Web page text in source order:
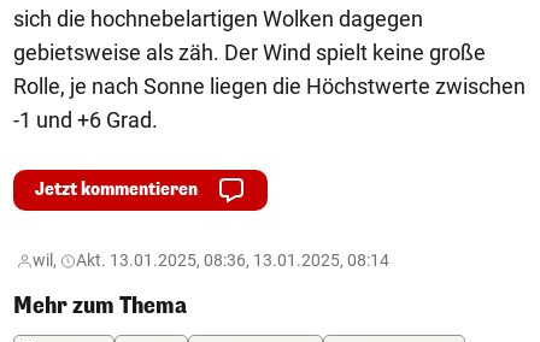
sich die hochnebelartigen Wolken dagegen
gebietsweise als zäh. Der Wind spielt keine große
Rolle, je nach Sonne liegen die Höchstwerte zwischen
-1 und +6 Grad.
Jetzt kommentieren
wil, Akt. 13.01.2025, 08:36, 13.01.2025, 08:14
Mehr zum Thema